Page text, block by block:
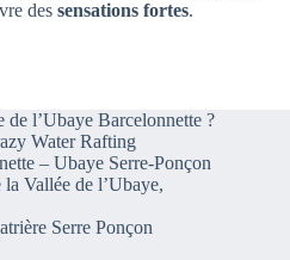
des sensations fortes.
de l’Ubaye Barcelonnette ?
Water Rafting
– Ubaye Serre-Ponçon
Vallée de l’Ubaye,
Serre Ponçon